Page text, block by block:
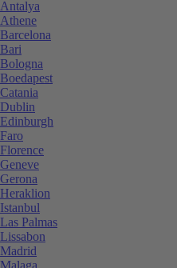
Antalya
Athene
Barcelona
Bari
Bologna
Boedapest
Catania
Dublin
Edinburgh
Faro
Florence
Geneve
Gerona
Heraklion
Istanbul
Las Palmas
Lissabon
Madrid
Malaga